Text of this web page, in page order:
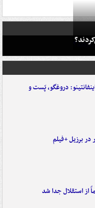
دروغگو، پَست‌ و
برزیل +فیلم
از استقلال جدا شد